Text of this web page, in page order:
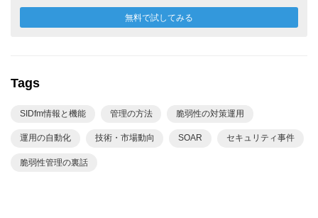
無料で試してみる
Tags
SIDfm情報と機能 管理の方法 脆弱性の対策運用
運用の自動化 技術・市場動向 SOAR セキュリティ事件
脆弱性管理の裏話